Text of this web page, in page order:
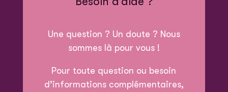
Une question ? Un doute ? Nous
sommes là pour vous !
Pour toute question ou besoin
d’informations complémentaires,